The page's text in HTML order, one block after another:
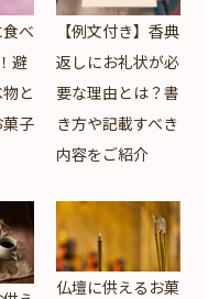
べ
避
と
子
【例文付き】香典
返しにお礼状が必
要な理由とは？書
き方や記載すべき
内容をご紹介
仏壇に供えるお菓